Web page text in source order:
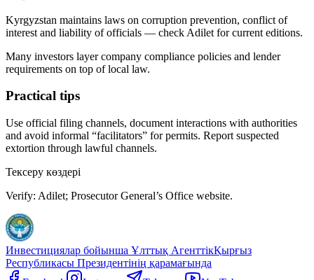
Kyrgyzstan maintains laws on corruption prevention, conflict of
interest and liability of officials — check Adilet for current editions.
Many investors layer company compliance policies and lender
requirements on top of local law.
Practical tips
Use official filing channels, document interactions with authorities
and avoid informal “facilitators” for permits. Report suspected
extortion through lawful channels.
Тексеру көздері
Verify: Adilet; Prosecutor General’s Office website.
Инвестициялар бойынша Ұлттық АгенттікҚырғыз
Республикасы Президентінің қарамағында